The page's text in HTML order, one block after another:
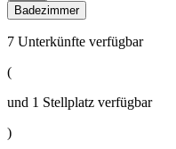
Badezimmer
7 Unterkünfte verfügbar
(
und 1 Stellplatz verfügbar
)